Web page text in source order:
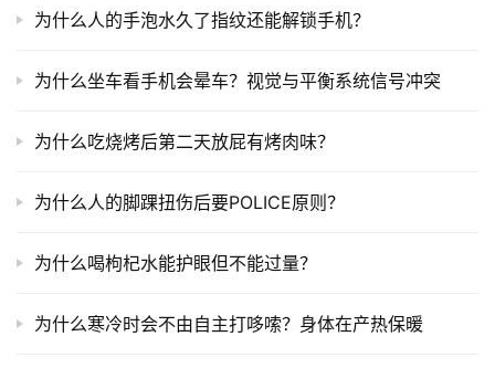
为什么人的手泡水久了指纹还能解锁手机？
为什么坐车看手机会晕车？视觉与平衡系统信号冲突
为什么吃烧烤后第二天放屁有烤肉味？
为什么人的脚踝扭伤后要POLICE原则？
为什么喝枸杞水能护眼但不能过量？
为什么寒冷时会不由自主打哆嗦？身体在产热保暖